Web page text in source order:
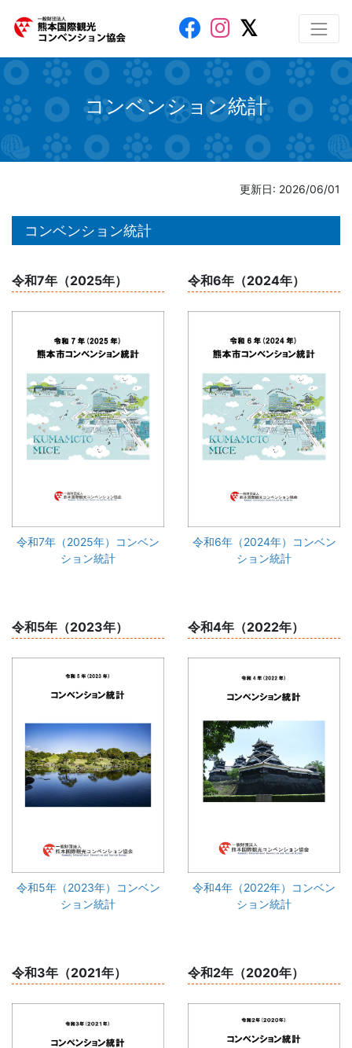
コンベンション統計
更新日: 2026/06/01
コンベンション統計
令和7年（2025年）
令和7年（2025年）コンベン
ション統計
令和6年（2024年）
令和6年（2024年）コンベン
ション統計
令和5年（2023年）
令和5年（2023年）コンベン
ション統計
令和4年（2022年）
令和4年（2022年）コンベン
ション統計
令和3年（2021年） 令和2年（2020年）